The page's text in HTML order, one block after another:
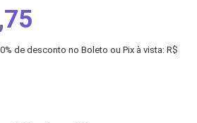
de desconto no Boleto ou Pix à vista: R$